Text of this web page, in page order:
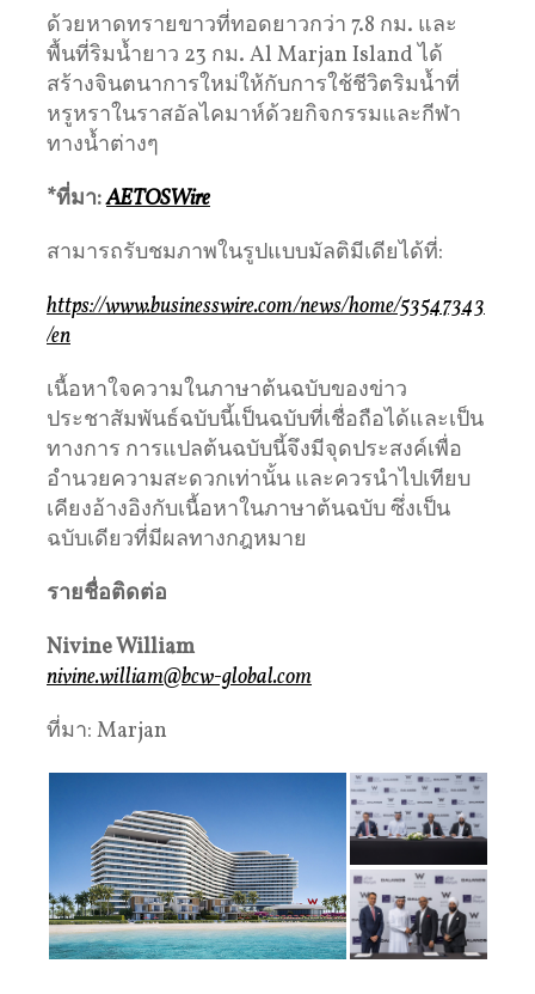
ด้วยหาดทรายขาวที่ทอดยาวกว่า 7.8 กม. และ
พื้นที่ริมน้ำยาว 23 กม. Al Marjan Island ได้
สร้างจินตนาการใหม่ให้กับการใช้ชีวิตริมน้ำที่
หรูหราในราสอัลไคมาห์ด้วยกิจกรรมและกีฬา
ทางน้ำต่างๆ
*ที่มา:AETOSWire
สามารถรับชมภาพในรูปแบบมัลติมีเดียได้ที่:
https://www.businesswire.com/news/home/53547343
/en
เนื้อหาใจความในภาษาต้นฉบับของข่าว
ประชาสัมพันธ์ฉบับนี้เป็นฉบับที่เชื่อถือได้และเป็น
ทางการ การแปลต้นฉบับนี้จึงมีจุดประสงค์เพื่อ
อำนวยความสะดวกเท่านั้น และควรนำไปเทียบ
เคียงอ้างอิงกับเนื้อหาในภาษาต้นฉบับ ซึ่งเป็น
ฉบับเดียวที่มีผลทางกฎหมาย
รายชื่อติดต่อ
Nivine William
nivine.william@bcw-global.com
ที่มา: Marjan